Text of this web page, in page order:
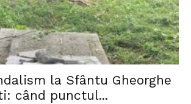
la Sfântu Gheorghe
când punctul...